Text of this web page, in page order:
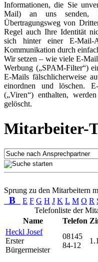
Informationen, die Sie
Mail) an uns senden,
Übertragungsweg von
Regel auch Ihre Identität
sich hinter einer E-Mail-
Kommunikation durch
Wir setzen – wie viele E-
Werbung („SPAM-Filter“)
E-Mails fälschlicherweise
einordnen und löschen.
(„Viren“) enthalten,
gelöscht.
Mitarbeiter-
Sprung zu den Mitarbeitern
B E F G H J K L M O R
Telefonliste der
Name
Telefon
Heckl Josef
Erster
Bürgermeister
08145
84-12